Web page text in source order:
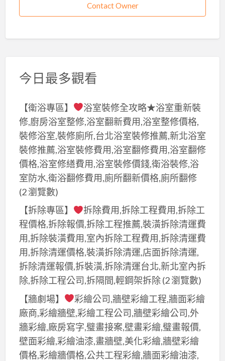
Contact Owner
今日最多觀看
【衛浴專區】
浴室裝修全攻略★浴室重新裝
修,廚房浴室整修,浴室翻新費用,浴室整修價格,
裝修浴室,裝修廁所,台北浴室裝修推薦,新北浴室
裝修推薦,浴室裝修費用,浴室翻修費用,浴室翻修
價格,浴室修繕費用,浴室裝修價錢,衛浴裝修,浴
室防水,衛浴翻修費用,廁所翻新價格,廁所翻修
(2 瀏覽數)
【拆除專區】
拆除費用,拆除工程費用,拆除工
程價格,拆除報價,拆除工程推薦,裝潢拆除清運費
用,拆除裝潢費用,室內拆除工程費用,拆除清運費
用,拆除清運價格,裝潢拆除清運,店面拆除清運,
拆除清運報價,拆裝潢,拆除清運台北,新北室內拆
除,拆除工程公司,拆隔間,輕鋼架拆除(2 瀏覽數)
【牆劇場】
彩繪公司,牆壁彩繪工程,牆面彩繪
廠商,彩繪牆壁,彩繪工程公司,牆壁彩繪公司,外
牆彩繪,廠房寫字,璧畫接案,壁畫彩繪,璧畫報價,
壁面彩繪,彩繪油漆,畫牆壁,美化彩繪,牆壁彩繪
價格,彩繪牆價格,公共工程彩繪,牆面彩繪油漆,